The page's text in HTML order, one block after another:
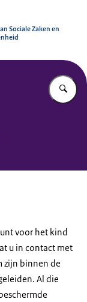
Sociale Zaken en
voor het kind
u in contact met
zijn binnen de
Al die